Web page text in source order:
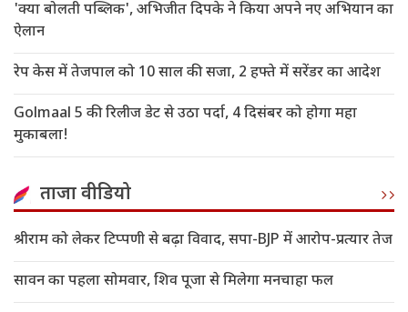
'क्या बोलती पब्लिक', अभिजीत दिपके ने किया अपने नए अभियान का
ऐलान
रेप केस में तेजपाल को 10 साल की सजा, 2 हफ्ते में सरेंडर का आदेश
Golmaal 5 की रिलीज डेट से उठा पर्दा, 4 दिसंबर को होगा महा
मुकाबला!
ताजा वीडियो
श्रीराम को लेकर टिप्पणी से बढ़ा विवाद, सपा-BJP में आरोप-प्रत्यार तेज
सावन का पहला सोमवार, शिव पूजा से मिलेगा मनचाहा फल